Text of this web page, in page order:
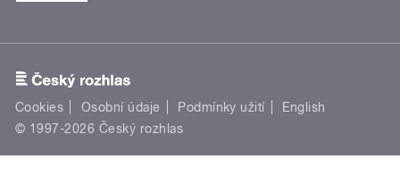
Cookies Osobní údaje Podmínky užití
English
© 1997-2026 Český rozhlas